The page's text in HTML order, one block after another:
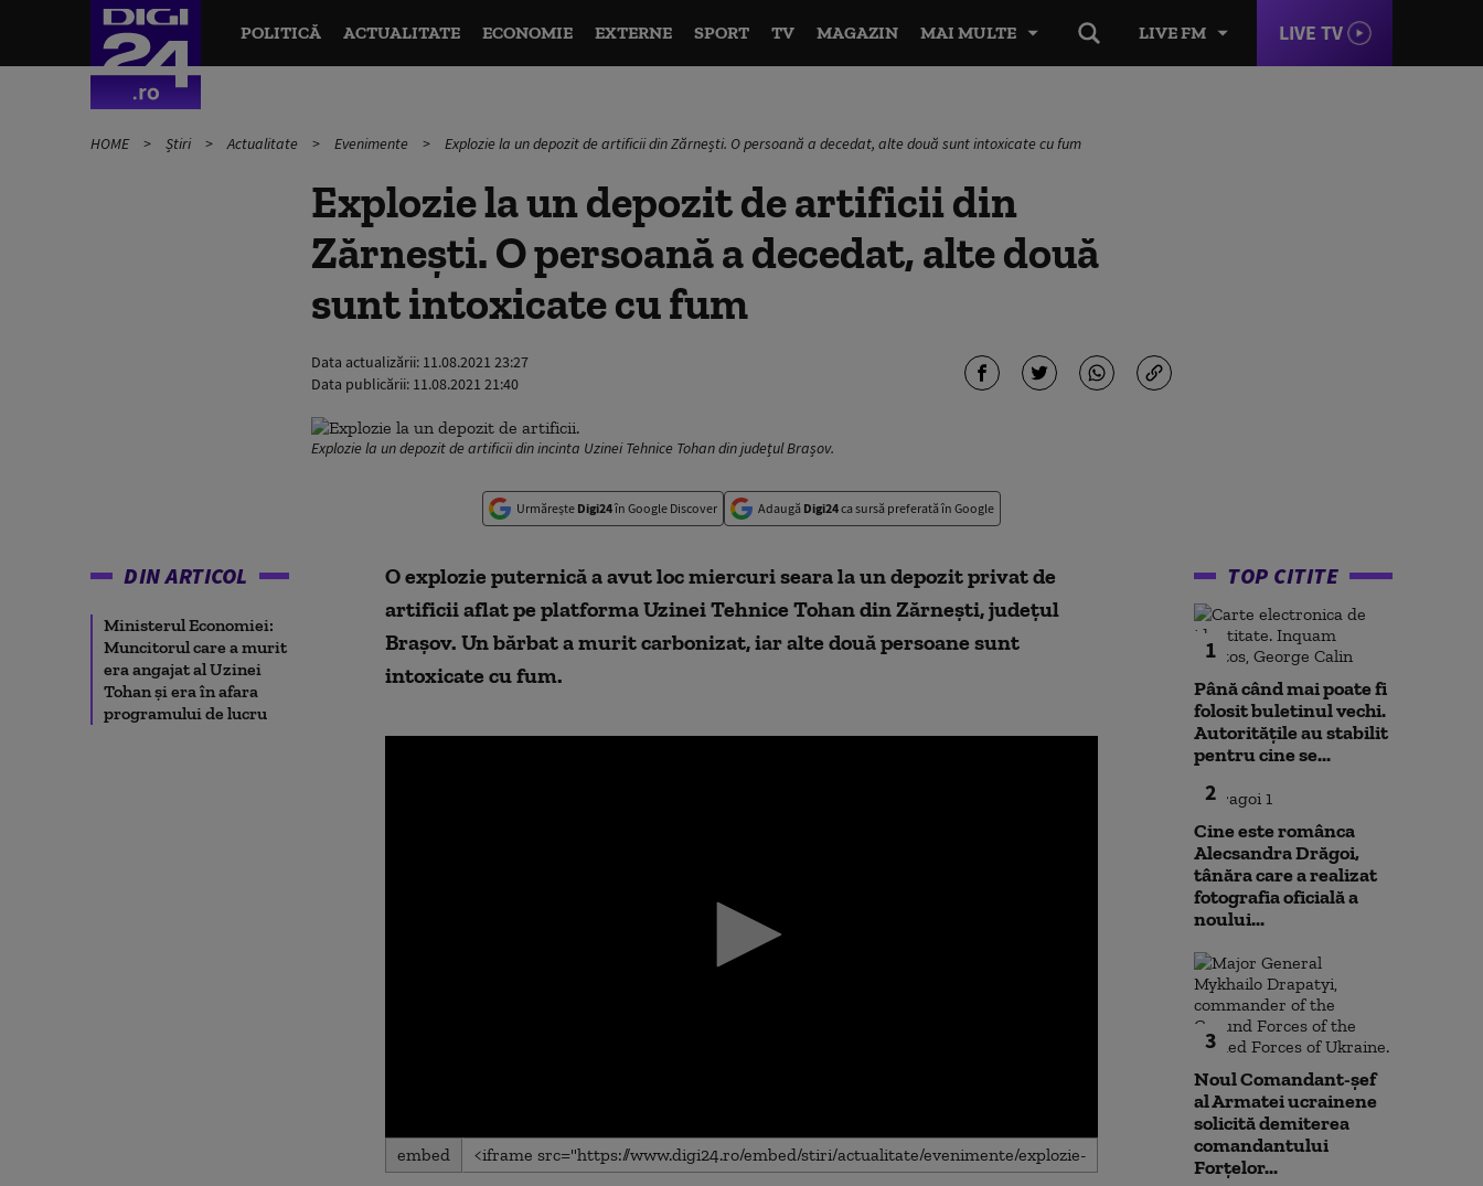
LIVE FM LIVE TV
POLITICĂ ACTUALITATE ECONOMIE EXTERNE SPORT TV MAGAZIN MAI MULTE
HOME Știri Actualitate Evenimente Explozie la un depozit de artificii din Zărnești. O persoană a decedat, alte două sunt intoxicate cu fum
Explozie la un depozit de artificii din
Zărnești. O persoană a decedat, alte două
sunt intoxicate cu fum
Data actualizării: 11.08.2021 23:27
Data publicării: 11.08.2021 21:40
Explozie la un depozit de artificii din incinta Uzinei Tehnice Tohan din județul Brașov.
Urmărește Digi24în Google Discover Adaugă Digi24ca sursă preferată în Google
DIN ARTICOL
Ministerul Economiei:
Muncitorul care a murit
era angajat al Uzinei
Tohan și era în afara
programului de lucru
O explozie puternică a avut loc miercuri seara la un depozit privat de
artificii aflat pe platforma Uzinei Tehnice Tohan din Zărnești, județul
Brașov. Un bărbat a murit carbonizat, iar alte două persoane sunt
intoxicate cu fum.
0
seconds
embed
TOP CITITE
1
Până când mai poate fi
folosit buletinul vechi.
Autoritățile au stabilit
pentru cine se...
2
Cine este românca
Alecsandra Drăgoi,
tânăra care a realizat
fotografia oficială a
noului...
3
Noul Comandant-șef
al Armatei ucrainene
solicită demiterea
comandantului
Forțelor...